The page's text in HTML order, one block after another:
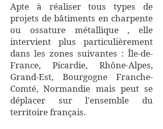
Apte à réaliser tous types de
projets de bâtiments en charpente
ou ossature métallique , elle
intervient plus particulièrement
dans les zones suivantes : Île-de-
France, Picardie, Rhône-Alpes,
Grand-Est, Bourgogne Franche-
Comté, Normandie mais peut se
déplacer sur l'ensemble du
territoire français.